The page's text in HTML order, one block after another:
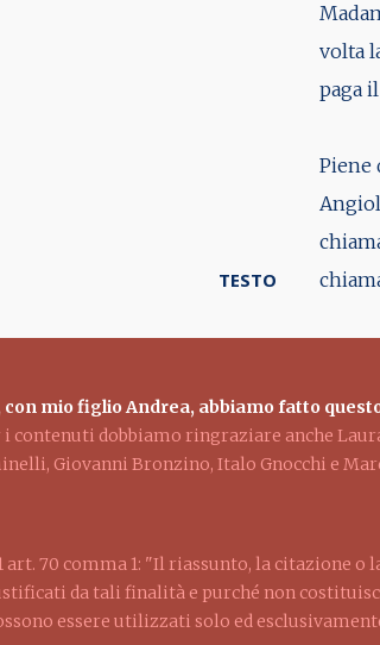
TESTO
volta
paga
Piene
mio figlio Andrea, abbiamo fatto
i contenuti dobbiamo ringraziare anche
Giovanni Bronzino, Italo Gnocchi e
art. 70 comma 1: "Il riassunto, la citazione
da tali finalità e purché non
essere utilizzati solo ed